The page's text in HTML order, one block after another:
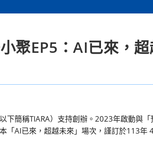
聚EP5：AI已來，
下簡稱TIARA）支持創辦。2023年啟動與「
「AI已來，超越未來」場次，謹訂於113年